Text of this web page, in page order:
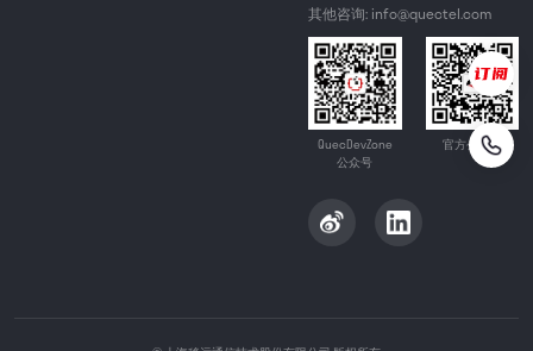
其他咨询: info@quectel.com
QuecDevZone
公众号
官方公众号